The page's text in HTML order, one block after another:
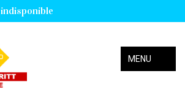
indisponible
MENU